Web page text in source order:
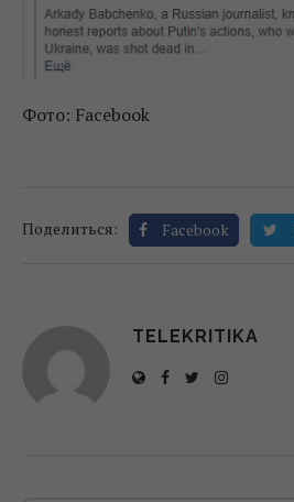
Фото: Facebook
Поделиться: Facebook
TELEKRITIKA